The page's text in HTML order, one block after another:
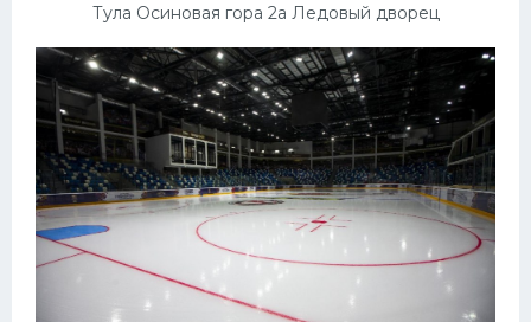
Тула Осиновая гора 2а Ледовый дворец